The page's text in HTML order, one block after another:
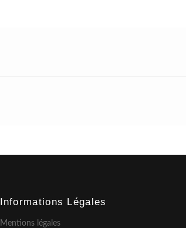
Informations Légales
Mentions légales